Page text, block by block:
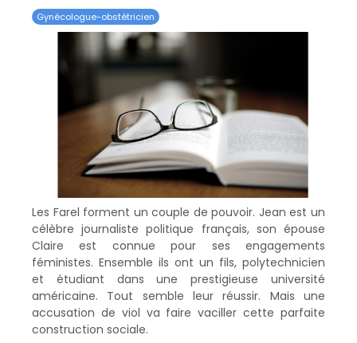
Gynécologue-obstétricien
Les Farel forment un couple de pouvoir. Jean est un
célèbre journaliste politique français, son épouse
Claire est connue pour ses engagements
féministes. Ensemble ils ont un fils, polytechnicien
et étudiant dans une prestigieuse université
américaine. Tout semble leur réussir. Mais une
accusation de viol va faire vaciller cette parfaite
construction sociale.